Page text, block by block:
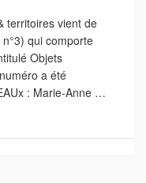
territoires vient de
qui comporte
Objets
a été
: Marie-Anne …